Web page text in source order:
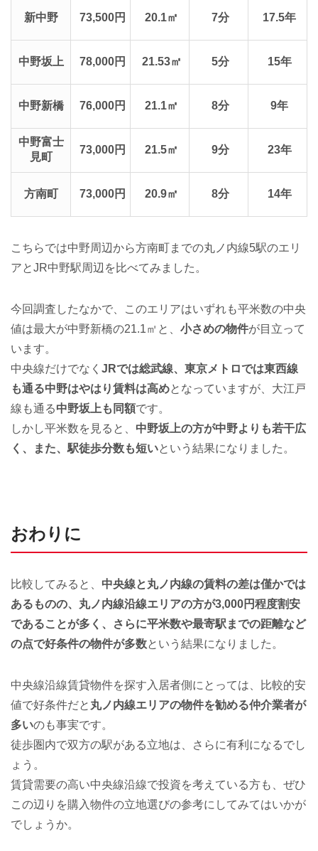
新中野 73,500円 20.1㎡ 7分 17.5年
中野坂上 78,000円 21.53㎡ 5分 15年
中野新橋 76,000円 21.1㎡ 8分 9年
中野富士
見町
73,000円 21.5㎡ 9分 23年
方南町 73,000円 20.9㎡ 8分 14年
こちらでは中野周辺から方南町までの丸ノ内線5駅のエリ
アとJR中野駅周辺を比べてみました。
今回調査したなかで、このエリアはいずれも平米数の中央
値は最大が中野新橋の21.1㎡と、 小さめの物件が目立って
います。
中央線だけでなく JRでは総武線、東京メトロでは東西線
も通る中野はやはり賃料は高めとなっていますが、大江戸
線も通る中野坂上も同額です。
しかし平米数を見ると、 中野坂上の方が中野よりも若干広
く、また、駅徒歩分数も短いという結果になりました。
おわりに
比較してみると、 中央線と丸ノ内線の賃料の差は僅かでは
あるものの、丸ノ内線沿線エリアの方が3,000円程度割安
であることが多く、さらに平米数や最寄駅までの距離など
の点で好条件の物件が多数という結果になりました。
中央線沿線賃貸物件を探す入居者側にとっては、比較的安
値で好条件だと 丸ノ内線エリアの物件を勧める仲介業者が
多いのも事実です。
徒歩圏内で双方の駅がある立地は、さらに有利になるでし
ょう。
賃貸需要の高い中央線沿線で投資を考えている方も、ぜひ
この辺りを購入物件の立地選びの参考にしてみてはいかが
でしょうか。